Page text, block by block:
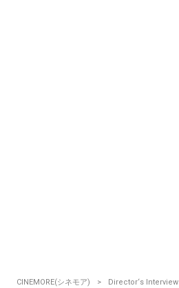
CINEMORE(シネモア)
Director‘s Interview